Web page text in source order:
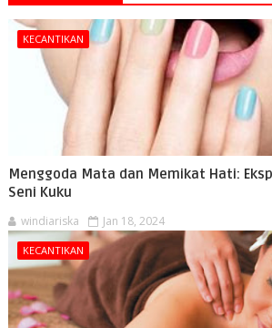
KECANTIKAN
Menggoda Mata dan Memikat Hati:
Seni Kuku
windiariska Jan 18, 2024
KECANTIKAN